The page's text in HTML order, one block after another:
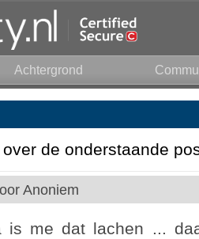
Achtergrond
de onderstaande
Anoniem
is me dat lachen ...